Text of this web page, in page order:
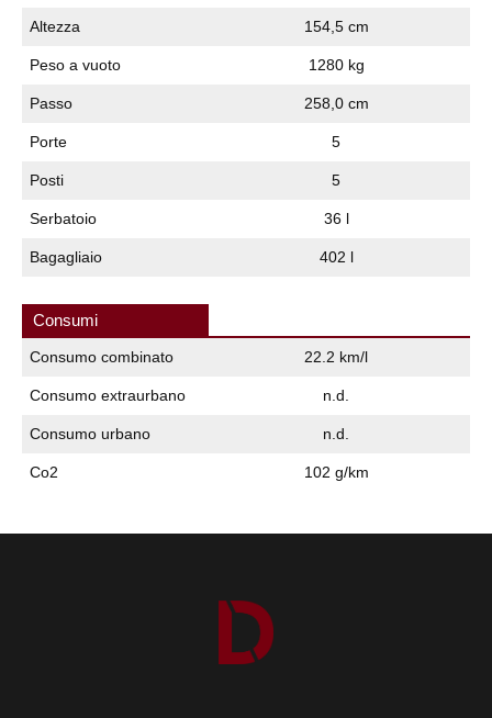
Altezza 154,5 cm
Peso a vuoto 1280 kg
Passo 258,0 cm
Porte 5
Posti 5
Serbatoio 36 l
Bagagliaio 402 l
Consumi
Consumo combinato 22.2 km/l
Consumo extraurbano n.d.
Consumo urbano n.d.
Co2 102 g/km